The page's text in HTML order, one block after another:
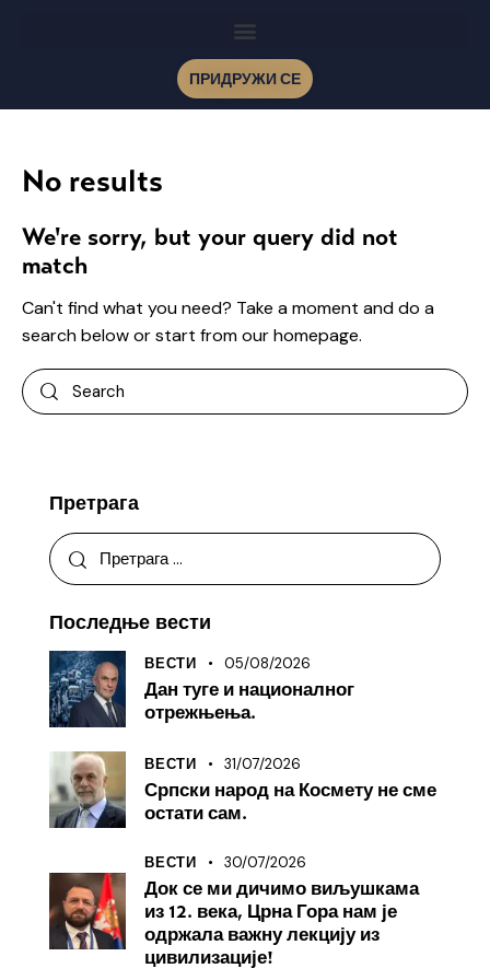
ПРИДРУЖИ СЕ
No results
We're sorry, but your query did not
match
Can't find what you need? Take a moment and do a
search below or start fromour homepage.
Претрага
Последње вести
ВЕСТИ 05/08/2026
Дан туге и националног
отрежњења.
ВЕСТИ 31/07/2026
Српски народ на Космету не сме
остати сам.
ВЕСТИ 30/07/2026
Док се ми дичимо виљушкама
из 12. века, Црна Гора нам је
одржала важну лекцију из
цивилизације!